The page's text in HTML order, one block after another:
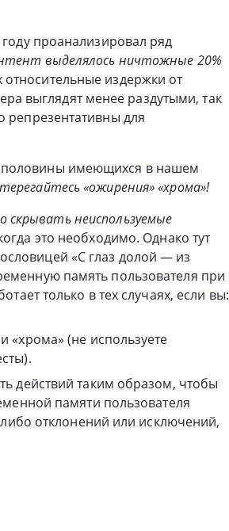
проанализировал ряд
выделялось ничтожные 20%
издержки от
выглядят менее раздутыми, так
репрезентативны для
половины имеющихся в нашем
«ожирения» «хрома»!
скрывать неиспользуемые
это необходимо. Однако тут
«С глаз долой — из
память пользователя при
только в тех случаях, если вы:
(не используете
действий таким образом, чтобы
памяти пользователя
отклонений или исключений,